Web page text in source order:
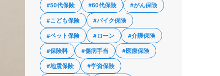
#50代保険
#60代保険
#がん保険
#こども保険
#バイク保険
#ペット保険
#ローン
#介護保険
#保険料
#傷病手当
#医療保険
#地震保険
#学資保険